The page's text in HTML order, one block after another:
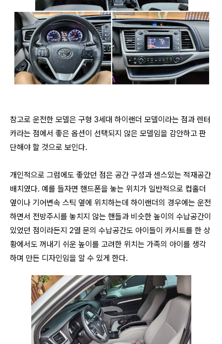
참고로 운전한 모델은 구형 3세대 하이랜더 모델이라는 점과 렌터
카라는 점에서 좋은 옵션이 선택되지 않은 모델임을 감안하고 판
단해야 할 것으로 보인다.
개인적으로 그럼에도 좋았던 점은 공간 구성과 센스있는 적재공간
배치였다. 예를 들자면 핸드폰을 놓는 위치가 일반적으로 컵홀더
옆이나 기어변속 스틱 옆에 위치하는데 하이랜더의 경우에는 운전
하면서 전방주시를 놓치지 않는 핸들과 비슷한 높이의 수납공간이
있었던 점이라든지 2열 문의 수납공간도 아이들이 카시트를 한 상
황에서도 꺼내기 쉬운 높이를 고려한 위치는 가족의 아이를 생각
하며 만든 디자인임을 알 수 있게 한다.